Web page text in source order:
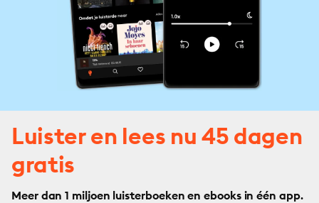
Luister en lees nu 45 dagen
gratis
Meer dan 1 miljoen luisterboeken en ebooks in één app.